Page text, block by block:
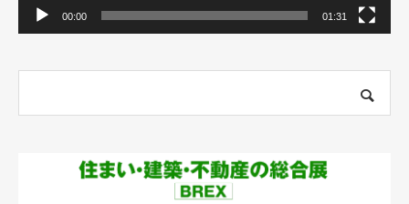
00:00 01:31